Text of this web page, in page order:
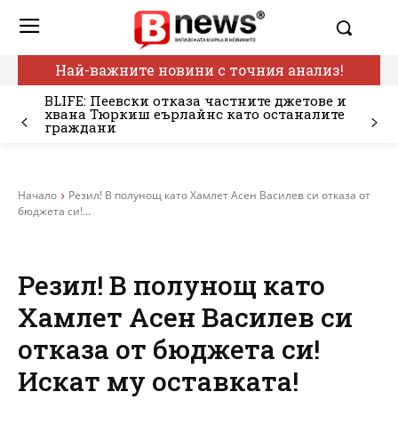
Най-важните новини с точния анализ!
BLIFE: Пеевски отказа частните джетове и
хвана Тюркиш еърлайнс като останалите
граждани
Начало
Резил! В полунощ като Хамлет Асен Василев си отказа от
бюджета си!...
Резил! В полунощ като
Хамлет Асен Василев си
отказа от бюджета си!
Искат му оставката!